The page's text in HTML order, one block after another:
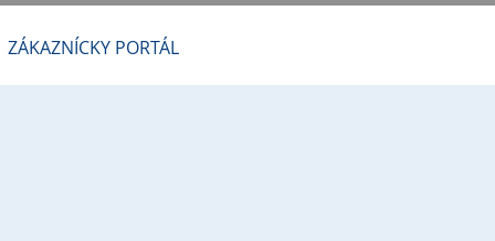
ZÁKAZNÍCKY PORTÁL